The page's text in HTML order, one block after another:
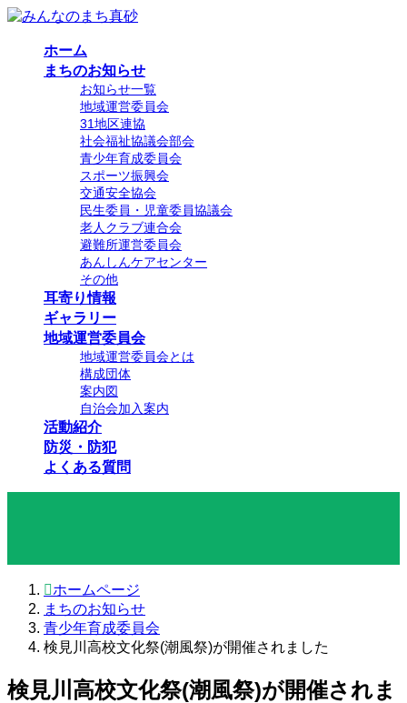
コ
ナ
ホーム
まちのお知らせ
お知らせ一覧
地域運営委員会
31地区連協
社会福祉協議会部会
青少年育成委員会
スポーツ振興会
交通安全協会
民生委員・児童委員協議会
老人クラブ連合会
避難所運営委員会
あんしんケアセンター
その他
耳寄り情報
ギャラリー
地域運営委員会
地域運営委員会とは
構成団体
案内図
自治会加入案内
活動紹介
防災・防犯
よくある質問
ホームページ
まちのお知らせ
青少年育成委員会
検見川高校文化祭(潮風祭)が開催されました
検見川高校文化祭(潮風祭)が開催されま